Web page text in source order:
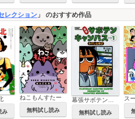
レクション 」 のおすすめ作品
み
ねこもんすたー
無料試し読み 無料試し読み